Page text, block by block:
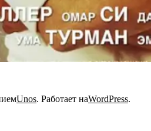
Unos. Работает наWordPress.